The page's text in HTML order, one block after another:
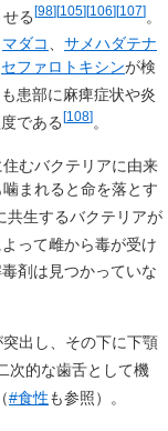
る[98][105][106][107]。
マダコ
サメハダテナ
セファロトキシンが検
患部に麻痺症状や炎
である[108]。
むバクテリアに由来
まれると命を落とす
共生するバクテリアが
って雌から毒が受け
剤は見つかっていな
出し、その下に下顎
次的な歯舌として機
#食性も参照）。